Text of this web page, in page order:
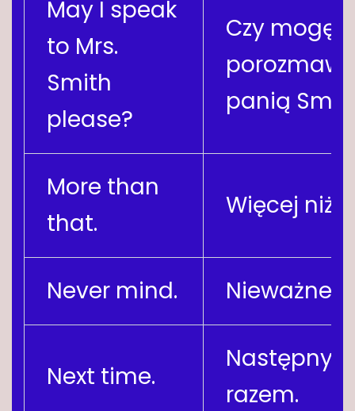
May I speak
to Mrs.
Smith
please?
Czy mogę
panią
More than
that.
Więcej niż
Never mind. Nieważne.
Next time.
razem.